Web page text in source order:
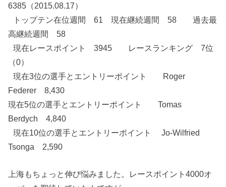
6385（2015.08.17）
トップテン在位週間 61 現在継続週間 58 過去最
高継続週間 58
現在レースポイント 3945 レースランキング 7位
（0）
現在3位の選手とエントリーポイント Roger
Federer 8,430
現在5位の選手とエントリーポイント Tomas
Berdych 4,840
現在10位の選手とエントリーポイント Jo-Wilfried
Tsonga 2,590
上海もちょっと伸び悩みました。レースポイント4000オ